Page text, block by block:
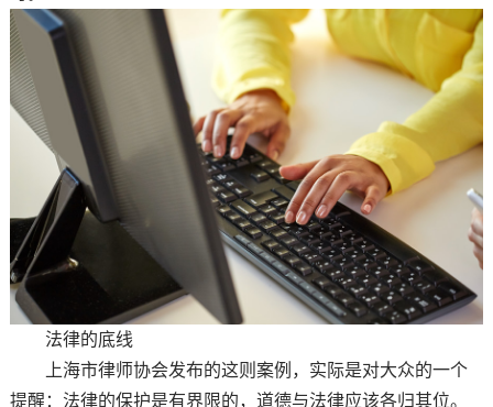
法律的底线
上海市律师协会发布的这则案例，实际是对大众的一个
提醒：法律的保护是有界限的，道德与法律应该各归其位。